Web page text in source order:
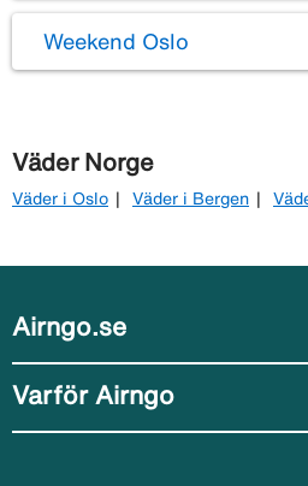
Weekend Oslo
Väder Norge
Väder i Oslo Väder i Bergen
Airngo.se
Varför Airngo